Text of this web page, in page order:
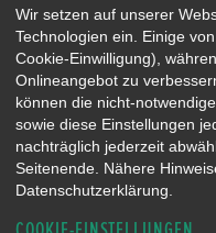
Gebrauchtwagen
Honda Gebrauchtwagen
Honda Vorführwagen
Gesamtbestand
NEUWAGENMODELLE
HONDA NSX
HONDA CIVIC E:HEV
Wir setzen auf unserer
Technologien ein. Einige
Cookie-Einwilligung),
Onlineangebot zu
können die nicht-
sowie diese Einstellungen
nachträglich jederzeit
Seitenende. Nähere
Datenschutzerklärung.